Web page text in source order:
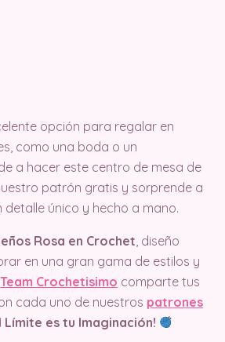
opción para regalar en
como una boda o un
a hacer este centro de mesa de
patrón gratis y sorprende a
único y hecho a mano.
Rosa en Crochet , diseño
en una gran gama de estilos y
Team Crochetisimo comparte tus
cada uno de nuestros patrones
Límite es tu Imaginación!